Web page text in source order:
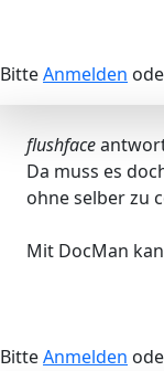
BitteAnmelden
flushface
Da muss es
ohne selber zu
Mit DocMan
BitteAnmelden